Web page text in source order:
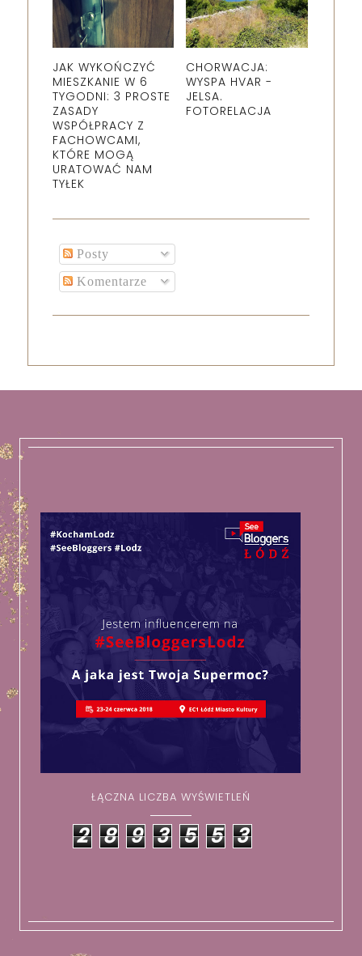
JAK WYKOŃCZYĆ
MIESZKANIE W 6
TYGODNI: 3 PROSTE
ZASADY
WSPÓŁPRACY Z
FACHOWCAMI,
KTÓRE MOGĄ
URATOWAĆ NAM
TYŁEK
CHORWACJA:
WYSPA HVAR -
JELSA.
FOTORELACJA
Posty
Komentarze
ŁĄCZNA LICZBA WYŚWIETLEŃ
2 8 9 3 5 5 3